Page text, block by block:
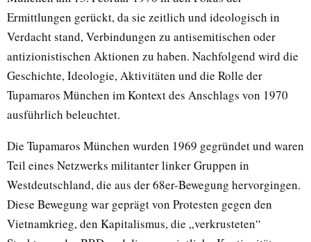
Ermittlungen gerückt, da sie zeitlich und ideologisch in
Verdacht stand, Verbindungen zu antisemitischen oder
antizionistischen Aktionen zu haben. Nachfolgend wird die
Geschichte, Ideologie, Aktivitäten und die Rolle der
Tupamaros München im Kontext des Anschlags von 1970
ausführlich beleuchtet.
Die Tupamaros München wurden 1969 gegründet und waren
Teil eines Netzwerks militanter linker Gruppen in
Westdeutschland, die aus der 68er-Bewegung hervorgingen.
Diese Bewegung war geprägt von Protesten gegen den
Vietnamkrieg, den Kapitalismus, die „verkrusteten“